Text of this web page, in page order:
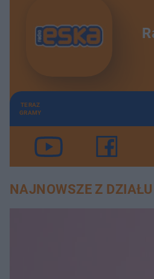
TERAZ
GRAMY
NAJNOWSZE Z